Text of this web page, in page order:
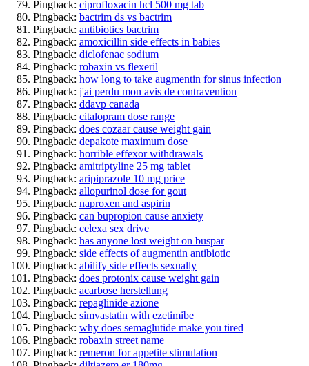
Pingback: ciprofloxacin hcl 500 mg tab
Pingback: bactrim ds vs bactrim
Pingback: antibiotics bactrim
Pingback: amoxicillin side effects in babies
Pingback: diclofenac sodium
Pingback: robaxin vs flexeril
Pingback: how long to take augmentin for sinus infection
Pingback: j'ai perdu mon avis de contravention
Pingback: ddavp canada
Pingback: citalopram dose range
Pingback: does cozaar cause weight gain
Pingback: depakote maximum dose
Pingback: horrible effexor withdrawals
Pingback: amitriptyline 25 mg tablet
Pingback: aripiprazole 10 mg price
Pingback: allopurinol dose for gout
Pingback: naproxen and aspirin
Pingback: can bupropion cause anxiety
Pingback: celexa sex drive
Pingback: has anyone lost weight on buspar
Pingback: side effects of augmentin antibiotic
Pingback: abilify side effects sexually
Pingback: does protonix cause weight gain
Pingback: acarbose herstellung
Pingback: repaglinide azione
Pingback: simvastatin with ezetimibe
Pingback: why does semaglutide make you tired
Pingback: robaxin street name
Pingback: remeron for appetite stimulation